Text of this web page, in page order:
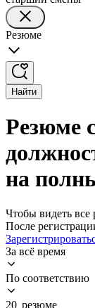
Резюме
Найти
Резюме
на
Чтобы видеть все
После
За всё время
По соответствию
20 резюме